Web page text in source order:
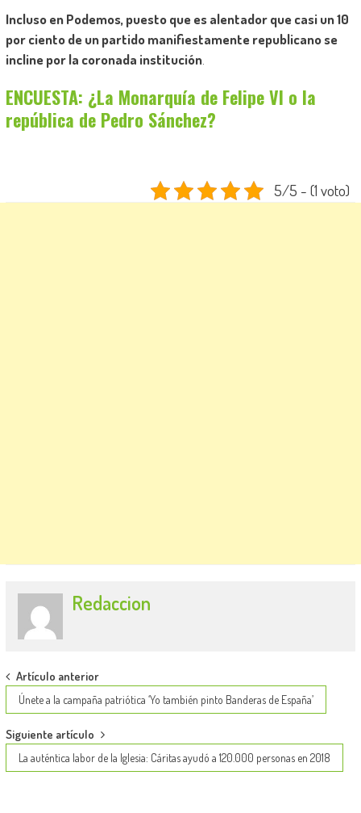
Incluso en Podemos, puesto que es alentador que casi un 10
por ciento de un partido manifiestamente republicano se
incline por la coronada institución.
ENCUESTA: ¿La Monarquía de Felipe VI o la
república de Pedro Sánchez?
5/5 - (1 voto)
Redaccion
Post
navigation
Artículo anterior
Únete a la campaña patriótica ‘Yo también pinto Banderas de España’
Siguiente artículo
La auténtica labor de la Iglesia: Cáritas ayudó a 120.000 personas en 2018